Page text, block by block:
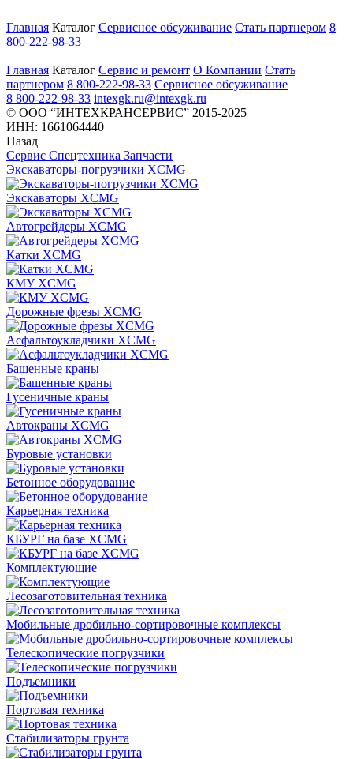
Главная Каталог Сервисное обсуживание Стать партнером 8
800-222-98-33
Главная Каталог Сервис и ремонт О Компании Стать
партнером 8 800-222-98-33 Сервисное обсуживание
8 800-222-98-33 intexgk.ru@intexgk.ru
© ООО “ИНТЕХКРАНСЕРВИС” 2015-2025
ИНН: 1661064440
Назад
Сервис Спецтехника Запчасти
Экскаваторы-погрузчики XCMG
Экскаваторы XCMG
Автогрейдеры XCMG
Катки XCMG
КМУ XCMG
Дорожные фрезы XCMG
Асфальтоукладчики XCMG
Башенные краны
Гусеничные краны
Автокраны XCMG
Буровые установки
Бетонное оборудование
Карьерная техника
КБУРГ на базе XCMG
Комплектующие
Лесозаготовительная техника
Мобильные дробильно-сортировочные комплексы
Телескопические погрузчики
Подъемники
Портовая техника
Стабилизаторы грунта